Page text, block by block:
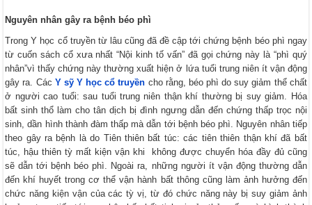
Nguyên nhân gây ra bệnh béo phì
Trong Y học cổ truyền từ lâu cũng đã đề cập tới chứng bệnh béo phì ngay
từ cuốn sách cổ xưa nhất “Nội kinh tố vấn” đã gọi chứng này là “phì quý
nhân”vì thấy chứng này thường xuất hiện ở lứa tuổi trung niên ít vận động
gây ra. Các Y sỹ Y học cổ truyền cho rằng, béo phì do suy giảm thể chất
ở người cao tuổi: sau tuổi trung niên thận khí thường bị suy giảm. Hóa
bất sinh thổ làm cho tân dịch bị đình ngưng dẫn đến chứng thấp trọc nội
sinh, dần hình thành đàm thấp mà dẫn tới bệnh béo phì. Nguyên nhân tiếp
theo gây ra bệnh là do Tiên thiên bất túc: các tiên thiên thận khí đã bất
túc, hậu thiên tỳ mất kiện vận khi không được chuyển hóa đầy đủ cũng
sẽ dẫn tới bệnh béo phì. Ngoài ra, những người ít vận động thường dẫn
đến khí huyết trong cơ thể vận hành bất thông cũng làm ảnh hưởng đến
chức năng kiện vận của các tỳ vị, từ đó chức năng này bị suy giảm ảnh